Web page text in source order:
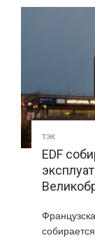
ТЭК
EDF